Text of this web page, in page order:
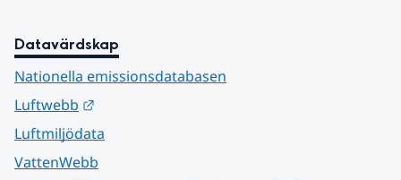
Datavärdskap
Nationella emissionsdatabasen
Luftwebb
Luftmiljödata
VattenWebb